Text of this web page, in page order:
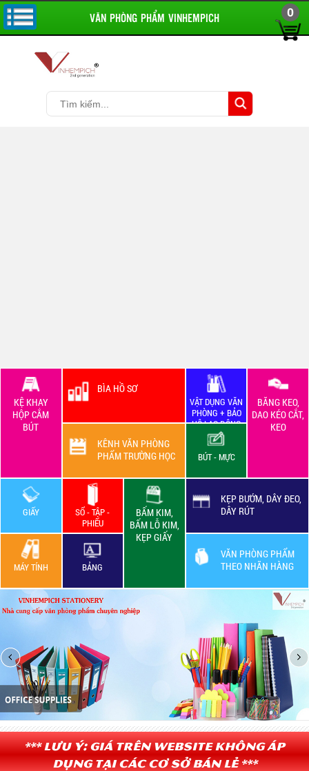
VĂN PHÒNG PHẨM VINHEMPICH
KỆ KHAY
HỘP CẮM
BÚT
BÌA HỒ SƠ
VẬT DỤNG VĂN
PHÒNG + BẢO
HỘ LAO ĐỘNG
BĂNG KEO,
DAO KÉO CẮT,
KEO
KÊNH VĂN PHÒNG
PHẨM TRƯỜNG HỌC
BÚT - MỰC
GIẤY
SỔ - TẬP -
PHIẾU
BẤM KIM,
BẤM LỖ KIM,
KẸP GIẤY
KẸP BƯỚM, DÂY ĐEO,
DÂY RÚT
VĂN PHÒNG PHẨM
THEO NHÃN HÀNG
MÁY TÍNH BẢNG
*** Lưu ý: Giá trên website không áp
dụng tại các cơ sở bán lẻ ***
0